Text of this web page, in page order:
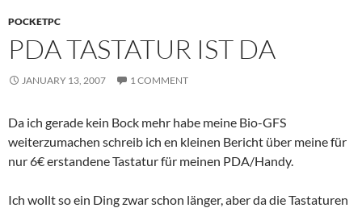
POCKETPC
PDA TASTATUR IST DA
JANUARY 13, 2007 1 COMMENT
Da ich gerade kein Bock mehr habe meine Bio-GFS
weiterzumachen schreib ich en kleinen Bericht über meine für
nur 6€ erstandene Tastatur für meinen PDA/Handy.
Ich wollt so ein Ding zwar schon länger, aber da die Tastaturen